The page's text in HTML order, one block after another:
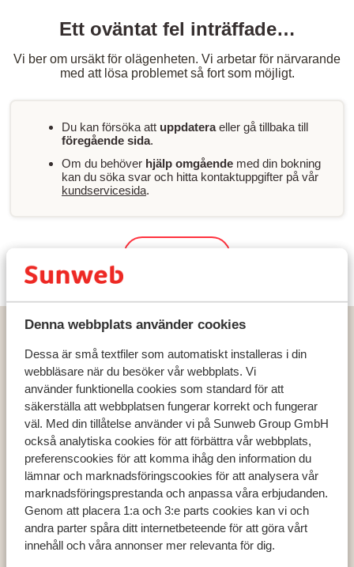
Denna webbplats använder cookies
Dessa är små textfiler som automatiskt installeras i din
webbläsare när du besöker vår webbplats. Vi
använder funktionella cookies som standard för att
säkerställa att webbplatsen fungerar korrekt och fungerar
väl. Med din tillåtelse använder vi på Sunweb Group GmbH
också analytiska cookies för att förbättra vår webbplats,
preferenscookies för att komma ihåg den information du
lämnar och marknadsföringscookies för att analysera vår
marknadsföringsprestanda och anpassa våra erbjudanden.
Genom att placera 1:a och 3:e parts cookies kan vi och
andra parter spåra ditt internetbeteende för att göra vårt
innehåll och våra annonser mer relevanta för dig.
Ett oväntat fel inträffade…
Vi ber om ursäkt för olägenheten. Vi arbetar för närvarande
med att lösa problemet så fort som möjligt.
Du kan försöka att uppdateraeller gå tillbaka till
föregående sida.
Om du behöver hjälp omgående med din bokning
kan du söka svar och hitta kontaktuppgifter på vår
kundservicesida.
Hem Solresor Spanien Teneriffa
Golf del Sur
Hotel Barcelo Tenerife (fd. Sandos San Blas)
Populära länder
Grekland
Turkiet
Spanien